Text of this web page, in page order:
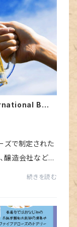
Beer
ズで制定された
醸造会社などビ
続きを読む